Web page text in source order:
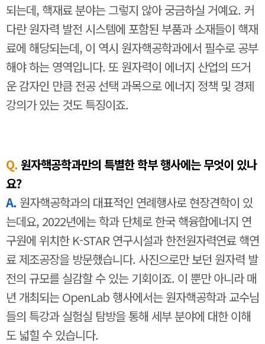
되는데, 핵재료 분야는 그렇지 않아 궁금하실 거예요. 커
다란 원자력 발전 시스템에 포함된 부품과 소재들이 핵재
료에 해당되는데, 이 역시 원자핵공학과에서 필수로 공부
해야 하는 영역입니다. 또 원자력이 에너지 산업의 뜨거
운 감자인 만큼 전공 선택 과목으로 에너지 정책 및 경제
강의가 있는 것도 특징이죠.
Q. 원자핵공학과만의 특별한 학부 행사에는 무엇이 있나
요?
A. 원자핵공학과의 대표적인 연례행사로 현장견학이 있
는데요, 2022년에는 학과 단체로 한국 핵융합에너지 연
구원에 위치한 K-STAR 연구시설과 한전원자력연료 핵연
료 제조공장을 방문했습니다. 사진으로만 보던 원자력 발
전의 규모를 실감할 수 있는 기회이죠. 이 뿐만 아니라 매
년 개최되는 OpenLab 행사에서는 원자핵공학과 교수님
들의 특강과 실험실 탐방을 통해 세부 분야에 대한 이해
도 넓힐 수 있습니다.